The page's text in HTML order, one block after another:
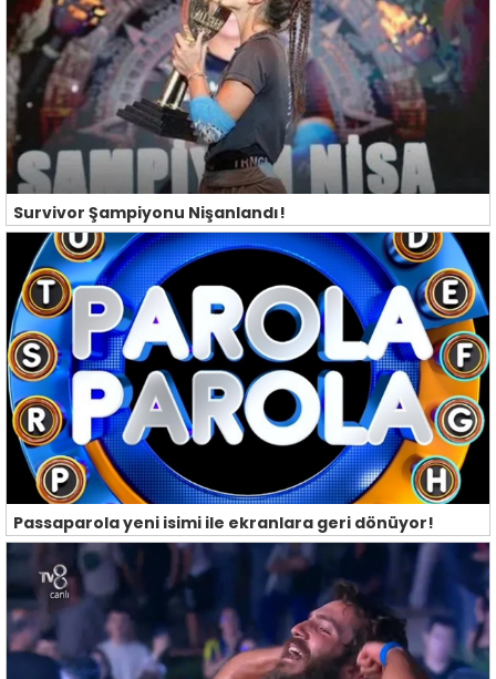
Survivor Şampiyonu Nişanlandı!
Passaparola yeni isimi ile ekranlara geri dönüyor!